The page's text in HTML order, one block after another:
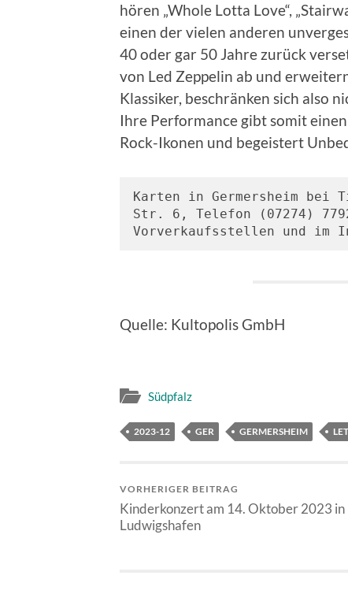
hören „Whole Lotta Love“,
einen der vielen anderen
40 oder gar 50 Jahre zurück
von Led Zeppelin ab und
Klassiker, beschränken sich also
Ihre Performance gibt somit
Rock-Ikonen und begeistert
Karten in Germersheim bei
Str. 6, Telefon (07274)
Vorverkaufsstellen und im
Quelle: Kultopolis GmbH
Südpfalz
2023-12 GER GERMERSHEIM
VORHERIGER BEITRAG
Kinderkonzert am 14. Oktober 2023 in
Ludwigshafen